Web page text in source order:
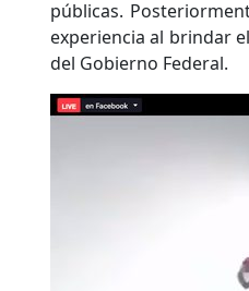
públicas.
experiencia al brindar
del Gobierno Federal.